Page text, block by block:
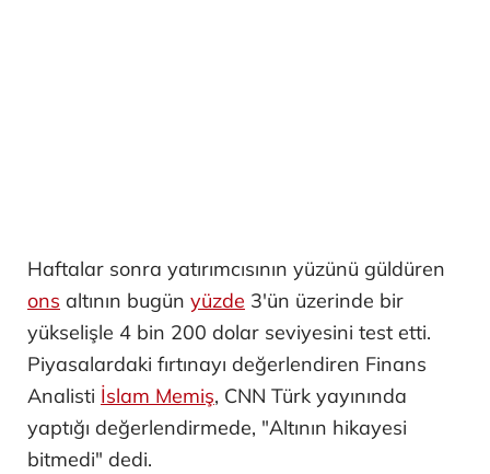
Haftalar sonra yatırımcısının yüzünü güldüren
ons altının bugün yüzde 3'ün üzerinde bir
yükselişle 4 bin 200 dolar seviyesini test etti.
Piyasalardaki fırtınayı değerlendiren Finans
Analisti İslam Memiş, CNN Türk yayınında
yaptığı değerlendirmede, "Altının hikayesi
bitmedi" dedi.